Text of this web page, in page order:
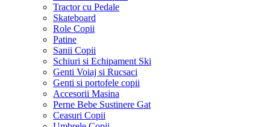
Tractor cu Pedale
Skateboard
Role Copii
Patine
Sanii Copii
Schiuri si Echipament Ski
Genti Voiaj si Rucsaci
Genti si portofele copii
Accesorii Masina
Perne Bebe Sustinere Gat
Ceasuri Copii